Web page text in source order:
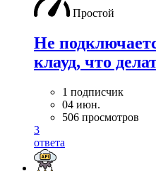
Простой
Не
клауд, что
1 подписчик
04 июн.
506 просмотров
3
ответа